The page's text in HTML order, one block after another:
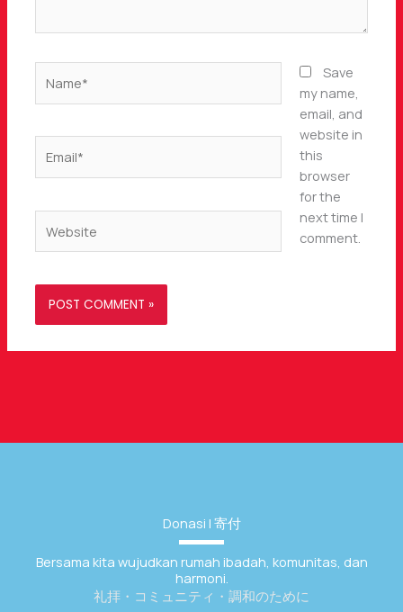
Save
my name,
email, and
website in
this
browser
for the
next time I
comment.
Donasi | 寄付
Bersama kita wujudkan rumah ibadah, komunitas, dan
harmoni.
礼拝・コミュニティ・調和のために